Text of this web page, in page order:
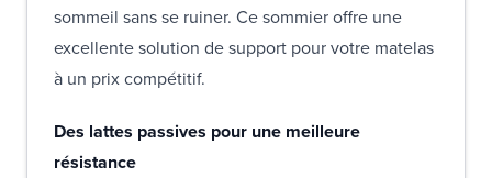
sommeil sans se ruiner. Ce sommier offre une
excellente solution de support pour votre matelas
à un prix compétitif.
Des lattes passives pour une meilleure
résistance